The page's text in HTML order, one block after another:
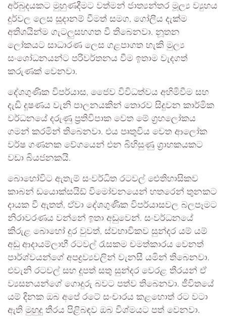
අර්බුදයකට මුහුණදීමට වත්මන් ජාත්‍යන්තර මූල්‍ය ව්‍යුහය
දුර්වල ලෙස සූදානම් වීමත් සමග, ගෝලීය දැක්ම
අතිශයින්ම ගැටලුසහගත වී තිබෙනවා. නූතන
ලෝකයට සාධාරණ ලෙස ගළපාගත හැකි මුල්‍ය
සංශෝධනයන්ට පරිවර්තනය වීම ඉතාම වැදගත්
කරුණක් වෙනවා.
දේශගුණික විපර්යාස, ජෛව විවිධත්වය අහිමිවීම සහ
දැඩි දූෂණය වැනි පාලනයකින් තොරව සිදුවන කාර්මික
වර්ධනයේ දරුණු ප්‍රතිවිපාක වෙත මේ ග්‍රහලෝකය
ගමන් කරමින් තිබෙනවා. එය පෘතුවිය වෙත ආලෝක
වර්ෂ ගණනක වේගයෙන් එන බිහිසුණු ග්‍රාහකයකට
වඩා බියජනකයි.
බොහෝවිට ඇතැම් සංවර්ධිත රටවල් ​ඓතිහාසිකව
කාබන් ඩයොක්සයිඩ් විමෝචනයෙන් හතරෙන් තුනකට
දායක වී ඇතත්, ඒවා දේශගුණික විපර්යාසවල බලපෑමට
නිරාවරණය වන්නේ ඉතා අඩුවෙන්. සංවර්ධනයේ
කිරුළ බොහෝ දුර වුවත්, ස්වභාවිකව සුන්දර යම් යම්
අඩු ආදායම්ලාභී රටවල් රැසකම චමත්කාරය වෙනත්
පාර්ශ්වයන්ගේ අපද්‍රව්‍යවලින් වැනසී යමින් තිබෙනවා.
එවැනි රටවල් සහ දූපත් සතු සුන්දර වෙරළ තීරයන් ඒ
ව්‍යසනයන්ගේ ගොදුරු බවට පත්ව තිබෙනවා. ජීවිතයේ
යම් දිනක ඔබ අපේ රටේ සංචාරය කළහොත් රට වටා
ඇති මුහුදු තීරය පිළිබඳව ඔබ විශ්මයට පත් වෙනවා.